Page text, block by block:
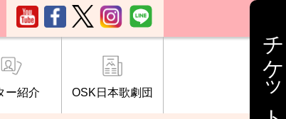
チケット購入
ー紹介 OSK日本歌劇団